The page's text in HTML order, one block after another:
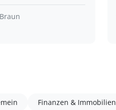
Finanzen & Immobilien